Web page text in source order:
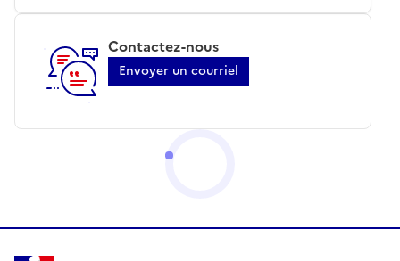
Contactez-nous
Envoyer un courriel